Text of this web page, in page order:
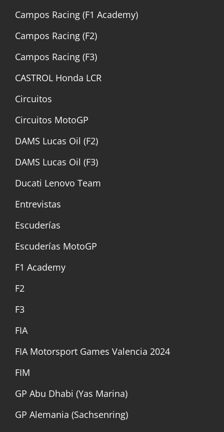
Campos Racing (F1 Academy)
Campos Racing (F2)
Campos Racing (F3)
CASTROL Honda LCR
Circuitos
Circuitos MotoGP
DAMS Lucas Oil (F2)
DAMS Lucas Oil (F3)
Ducati Lenovo Team
Entrevistas
Escuderías
Escuderías MotoGP
F1 Academy
F2
F3
FIA
FIA Motorsport Games Valencia 2024
FIM
GP Abu Dhabi (Yas Marina)
GP Alemania (Sachsenring)